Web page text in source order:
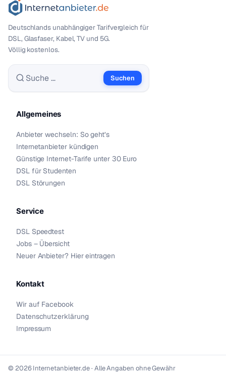
Deutschlands unabhängiger Tarif­vergleich für
DSL, Glasfaser, Kabel, TV und 5G.
Völlig kostenlos.
Suche nach:
Suchen
Allgemeines
Anbieter wechseln: So geht’s
Internetanbieter kündigen
Günstige Internet-Tarife unter 30 Euro
DSL für Studenten
DSL Störungen
Service
DSL Speedtest
Jobs – Übersicht
Neuer Anbieter? Hier eintragen
Kontakt
Wir auf Facebook
Datenschutzerklärung
Impressum
© 2026 Internetanbieter.de · Alle Angaben ohne Gewähr